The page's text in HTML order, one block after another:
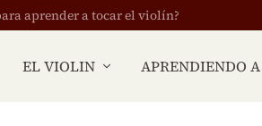
aprender a tocar el violín?
EL VIOLIN APRENDIENDO